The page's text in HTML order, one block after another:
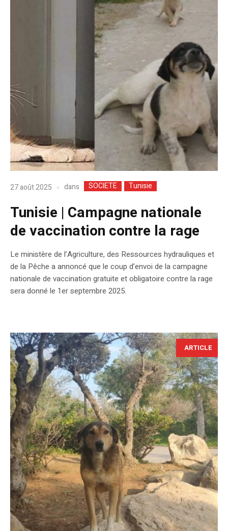
27 août 2025 dans SOCIETE Tunisie
Tunisie | Campagne nationale
de vaccination contre la rage
Le ministère de l’Agriculture, des Ressources hydrauliques et
de la Pêche a annoncé que le coup d’envoi de la campagne
nationale de vaccination gratuite et obligatoire contre la rage
sera donné le 1er septembre 2025.
ARTICLE